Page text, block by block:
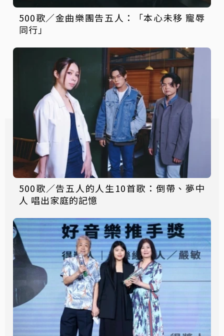
500歌／金曲樂團告五人：「本心未移 寵辱
同行」
500歌／告五人的人生10首歌：倒帶、夢中
人 唱出家庭的記憶